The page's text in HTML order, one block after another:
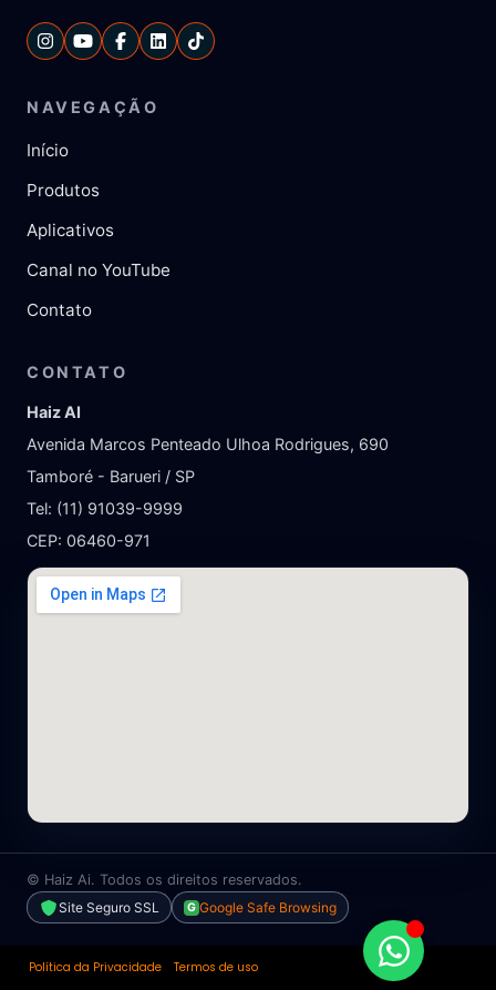
NAVEGAÇÃO
Início
Produtos
Aplicativos
Canal no YouTube
Contato
CONTATO
Haiz AI
Avenida Marcos Penteado Ulhoa Rodrigues, 690
Tamboré - Barueri / SP
Tel: (11) 91039-9999
CEP: 06460-971
© Haiz Ai. Todos os direitos reservados.
Site Seguro SSL
G Google Safe Browsing
Política da Privacidade Termos de uso